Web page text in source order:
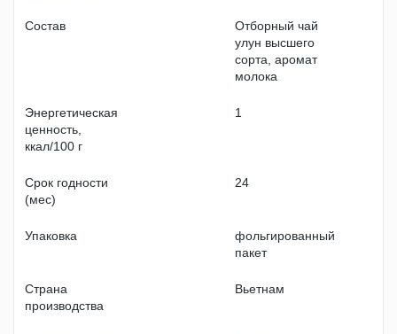
Состав
Отборный чай
улун высшего
сорта, аромат
молока
Энергетическая
ценность,
ккал/100 г
1
Срок годности
(мес)
24
Упаковка
фольгированный
пакет
Страна
производства
Вьетнам